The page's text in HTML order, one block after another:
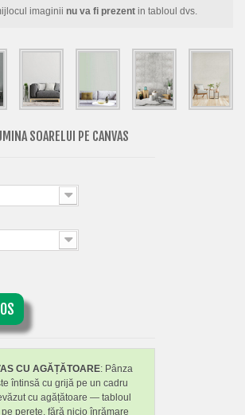
imaginii nu va fi prezentin tabloul dvs.
SOARELUI PE CANVAS
CU AGĂȚĂTOARE: Pânza
întinsă cu grijă pe un cadru
cu agățătoare — tabloul
perete, fără nicio înrămare